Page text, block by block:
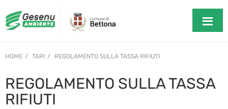
HOME TARI REGOLAMENTO SULLA TASSA RIFIUTI
REGOLAMENTO SULLA TASSA
RIFIUTI